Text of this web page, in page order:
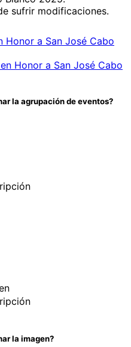
sufrir modificaciones.
Honor a San José Cabo
Honor a San José Cabo
la agrupación de eventos?
la imagen?